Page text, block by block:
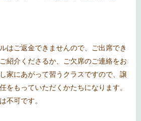
はご返金できませんので、ご出席でき
紹介くださるか、ご欠席のご連絡をお
家にあがって習うクラスですので、譲
をもっていただくかたちになります。
不可です。